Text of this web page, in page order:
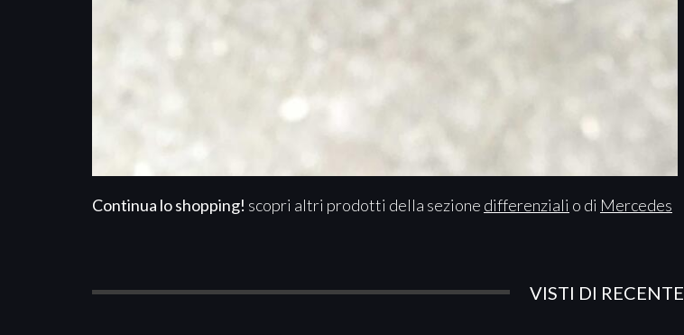
Continua lo shopping! scopri altri prodotti della sezione differenziali o di Mercedes
VISTI DI RECENTE